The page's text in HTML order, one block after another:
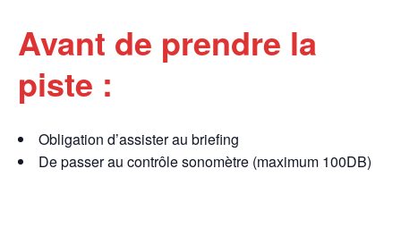
Avant de prendre la
piste :
Obligation d’assister au briefing
De passer au contrôle sonomètre (maximum 100DB)